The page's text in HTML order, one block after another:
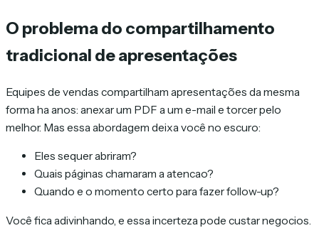
O problema do compartilhamento
tradicional de apresentações
Equipes de vendas compartilham apresentações da mesma
forma ha anos: anexar um PDF a um e-mail e torcer pelo
melhor. Mas essa abordagem deixa você no escuro:
Eles sequer abriram?
Quais páginas chamaram a atencao?
Quando e o momento certo para fazer follow-up?
Você fica adivinhando, e essa incerteza pode custar negocios.